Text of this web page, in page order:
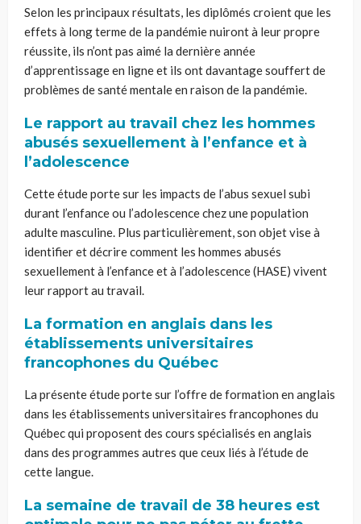
Selon les principaux résultats, les diplômés croient que les
effets à long terme de la pandémie nuiront à leur propre
réussite, ils n’ont pas aimé la dernière année
d’apprentissage en ligne et ils ont davantage souffert de
problèmes de santé mentale en raison de la pandémie.
Le rapport au travail chez les hommes
abusés sexuellement à l’enfance et à
l’adolescence
Cette étude porte sur les impacts de l’abus sexuel subi
durant l’enfance ou l’adolescence chez une population
adulte masculine. Plus particulièrement, son objet vise à
identifier et décrire comment les hommes abusés
sexuellement à l’enfance et à l’adolescence (HASE) vivent
leur rapport au travail.
La formation en anglais dans les
établissements universitaires
francophones du Québec
La présente étude porte sur l’offre de formation en anglais
dans les établissements universitaires francophones du
Québec qui proposent des cours spécialisés en anglais
dans des programmes autres que ceux liés à l’étude de
cette langue.
La semaine de travail de 38 heures est